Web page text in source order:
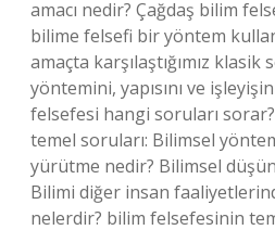
amacı nedir? Çağdaş bilim
bilime felsefi bir yöntem
amaçta karşılaştığımız
yöntemini, yapısını ve
felsefesi hangi soruları
temel soruları: Bilimsel
yürütme nedir? Bilimsel
Bilimi diğer insan
nelerdir? bilim felsefesinin